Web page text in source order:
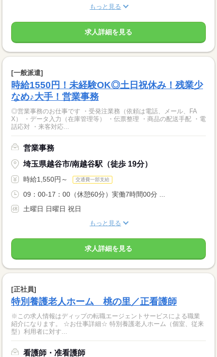
もっと見る
求人詳細を見る
[一般派遣]
時給1550円！未経験OK◎土日祝休み！残業少
なめ♪大手！営業事務
◎営業事務のお仕事です ・受発注業務（依頼は電話、メール、FA
X） ・データ入力（在庫管理等） ・伝票整理 ・商品の配送手配 ・電
話応対 ・来客対応...
営業事務
埼玉県越谷市/南越谷駅（徒歩 19分）
時給1,550円～ 交通費一部支給
09：00-17：00（休憩60分）実働7時間00分 ...
土曜日 日曜日 祝日
もっと見る
求人詳細を見る
[正社員]
特別養護老人ホーム 桃の里／正看護師
※この求人情報はディップの転職エージェントサービスによる職業
紹介になります。 ☆お仕事詳細☆ 特別養護老人ホーム（個室、従来
型）利用者に対す...
看護師・准看護師